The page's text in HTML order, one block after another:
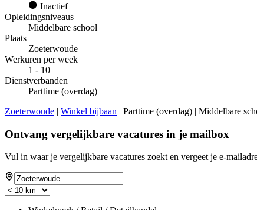
Inactief
Opleidingsniveaus
Middelbare school
Plaats
Zoeterwoude
Werkuren per week
1 - 10
Dienstverbanden
Parttime (overdag)
Zoeterwoude | Winkel bijbaan | Parttime (overdag) | Middelbare
Ontvang vergelijkbare vacatures in je mailbox
Vul in waar je vergelijkbare vacatures zoekt en vergeet je e-
If
you
are